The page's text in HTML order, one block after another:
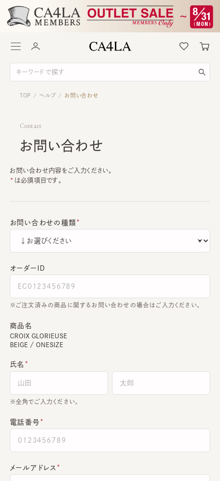
TOP / ヘルプ / お問い合わせ
Contact
お問い合わせ
お問い合わせ内容をご入力ください。
は必須項目です。
お問い合わせの種類
オーダーＩＤ
ご注文済みの商品に関するお問い合わせの場合はご入力ください。
商品名
CROIX GLORIEUSE
BEIGE / ONESIZE
氏名
全角でご入力ください。
電話番号
メールアドレス